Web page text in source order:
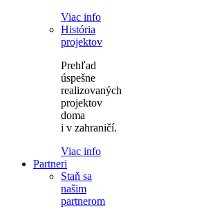
Viac info
História
projektov
Prehľad
úspešne
realizovaných
projektov
doma
i v zahraničí.
Viac info
Partneri
Staň sa
našim
partnerom